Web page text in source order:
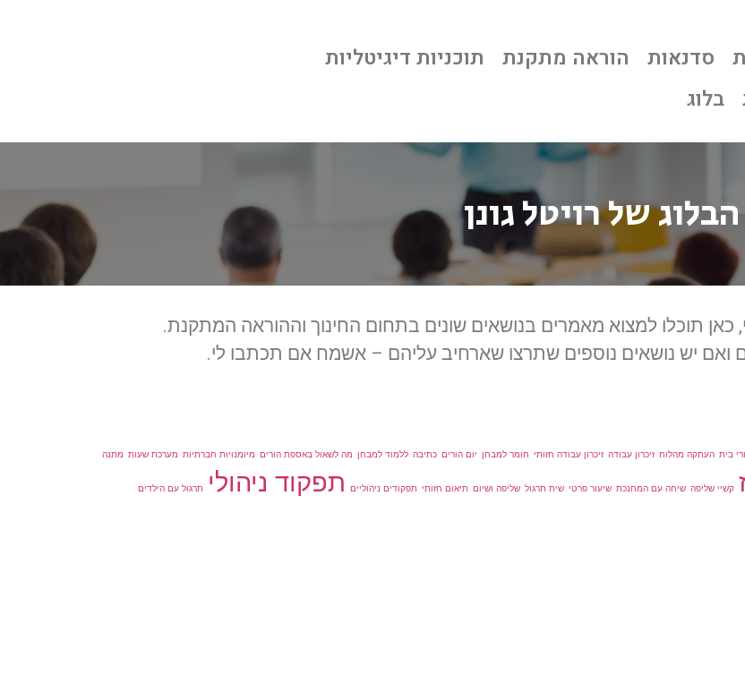
סדנאות הוראה מתקנת
תוכניות דיגיטליות
בלוג
הבלוג של רויטל גונן
כאן תוכלו למצוא מאמרים בנושאים שונים בתחום החינוך וההוראה המתקנת.
יש נושאים נוספים שתרצו שארחיב עליהם – אשמח אם תכתבו לי.
בית העתקה מהלוח זיכרון עבודה זיכרון עבודה חזותי חומר למבחן יום הורים כתיבה ללמוד למבחן מה לשאול באספת הורים מיומנויות חברתיות מערכת שעות מתנה
קשיי שליפה שיחה עם המחנכת שיעור פרטי שית תרגול שליפה ושיום תיאום חזותי תפקודים ניהוליים תפקוד ניהולי תרגול עם הילדים